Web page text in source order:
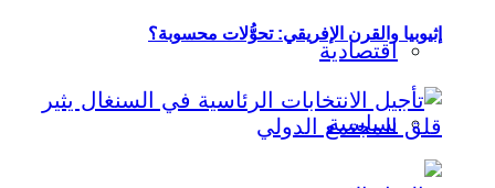
اقتصادية
سياسية
إثيوبيا والقرن الإفريقي: تحوُّلات محسوبة؟